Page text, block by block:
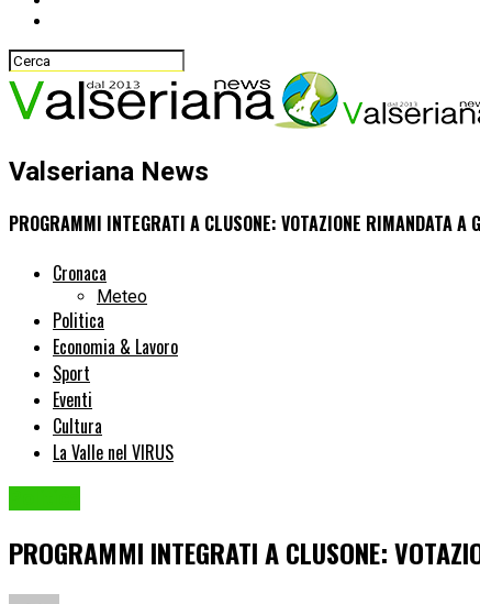
Valseriana News
PROGRAMMI INTEGRATI A CLUSONE: VOTAZIONE RIMANDATA A
Cronaca
Meteo
Politica
Economia & Lavoro
Sport
Eventi
Cultura
La Valle nel VIRUS
PROGRAMMI INTEGRATI A CLUSONE: